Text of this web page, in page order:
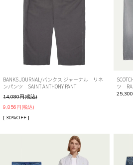
BANKS JOURNAL/バンクス ジャーナル リネ
ンパンツ SAINT ANTHONY PANT
14,080円(税込)
9,856円(税込)
[ 30%OFF ]
ツ